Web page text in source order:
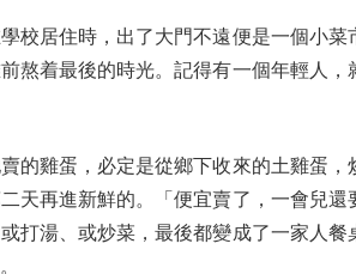
居住時，出了大門不遠便是一個小菜
熬着最後的時光。記得有一個年輕人
雞蛋，必定是從鄉下收來的土雞蛋，
天再進新鮮的。「便宜賣了，一會兒
打湯、或炒菜，最後都變成了一家人